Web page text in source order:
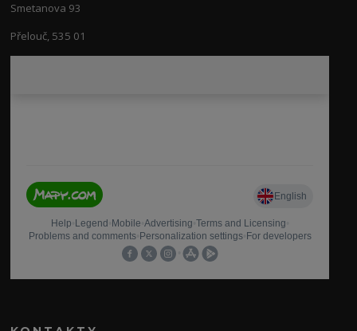
Smetanova 93
Přelouč, 535 01